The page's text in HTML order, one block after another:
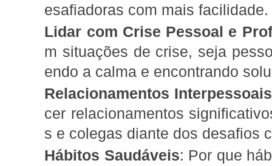
esafiadoras com mais facilidade.
Lidar com Crise Pessoal e
m situações de crise, seja
endo a calma e encontrando
Relacionamentos Interpessoais
cer relacionamentos
s e colegas diante dos desafios
Hábitos Saudáveis: Por que